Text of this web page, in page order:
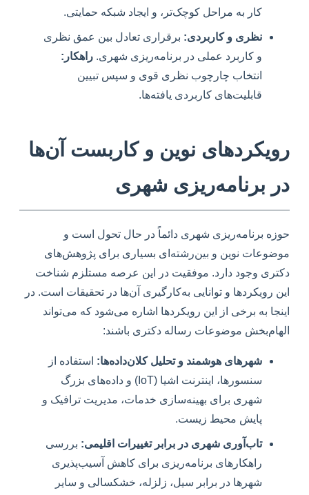
کار به مراحل کوچک‌تر، و ایجاد شبکه حمایتی.
نظری و کاربردی: برقراری تعادل بین عمق نظری
و کاربرد عملی در برنامه‌ریزی شهری. راهکار:
انتخاب چارچوب نظری قوی و سپس تبیین
قابلیت‌های کاربردی یافته‌ها.
رویکردهای نوین و کاربست آن‌ها
در برنامه‌ریزی شهری
حوزه برنامه‌ریزی شهری دائماً در حال تحول است و
موضوعات نوین و بین‌رشته‌ای بسیاری برای پژوهش‌های
دکتری وجود دارد. موفقیت در این عرصه مستلزم شناخت
این رویکردها و توانایی به‌کارگیری آن‌ها در تحقیقات است. در
اینجا به برخی از این رویکردها اشاره می‌شود که می‌تواند
الهام‌بخش موضوعات رساله دکتری باشند:
شهرهای هوشمند و تحلیل کلان‌داده‌ها: استفاده از
سنسورها، اینترنت اشیا (IoT) و داده‌های بزرگ
شهری برای بهینه‌سازی خدمات، مدیریت ترافیک و
پایش محیط زیست.
تاب‌آوری شهری در برابر تغییرات اقلیمی: بررسی
راهکارهای برنامه‌ریزی برای کاهش آسیب‌پذیری
شهرها در برابر سیل، زلزله، خشکسالی و سایر